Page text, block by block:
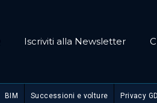
Iscriviti alla Newsletter
BIM Successioni e volture Privacy